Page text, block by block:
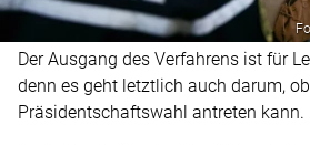
Der Ausgang des Verfahrens ist für
denn es geht letztlich auch darum,
Präsidentschaftswahl antreten kann.